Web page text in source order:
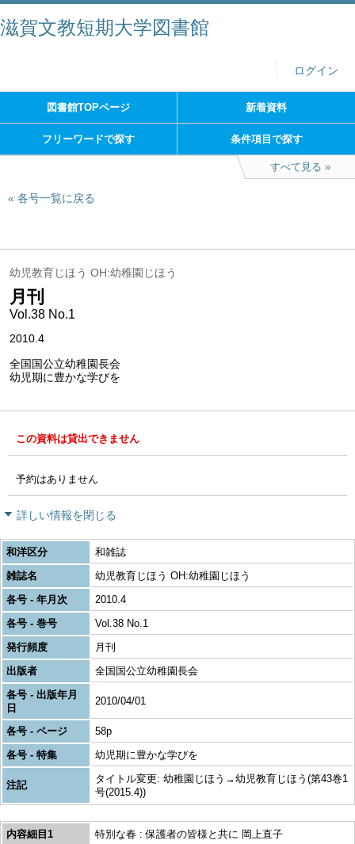
滋賀文教短期大学図書館
ログイン
図書館TOPページ 新着資料
フリーワードで探す 条件項目で探す
すべて見る
各号一覧に戻る
幼児教育じほう OH:幼稚園じほう
月刊
Vol.38 No.1
2010.4
全国国公立幼稚園長会
幼児期に豊かな学びを
この資料は貸出できません
予約はありません
詳しい情報を閉じる
和洋区分
和雑誌
雑誌名
幼児教育じほう OH:幼稚園じほう
各号 - 年月次
2010.4
各号 - 巻号
Vol.38 No.1
発行頻度
月刊
出版者
全国国公立幼稚園長会
各号 - 出版年月
日
2010/04/01
各号 - ページ
58p
各号 - 特集
幼児期に豊かな学びを
注記
タイトル変更: 幼稚園じほう→幼児教育じほう(第43巻1
号(2015.4))
内容細目1 特別な春 : 保護者の皆様と共に 岡上直子